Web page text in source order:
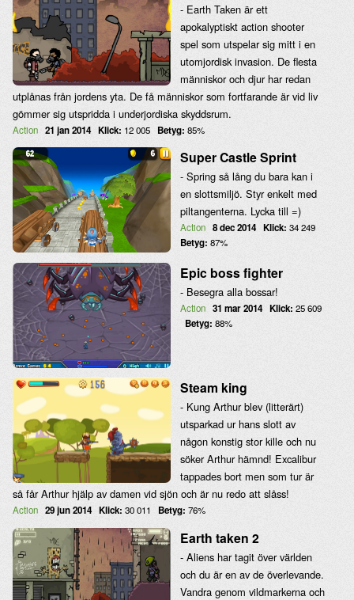
- Earth Taken är ett
apokalyptiskt action shooter
spel som utspelar sig mitt i en
utomjordisk invasion. De flesta
människor och djur har redan
utplånas från jordens yta. De få människor som fortfarande är vid liv
gömmer sig utspridda i underjordiska skyddsrum.
Action 21 jan 2014 Klick: 12 005 Betyg: 85%
Super Castle Sprint
- Spring så lång du bara kan i
en slottsmiljö. Styr enkelt med
piltangenterna. Lycka till =)
Action 8 dec 2014 Klick: 34 249
Betyg: 87%
Epic boss fighter
- Besegra alla bossar!
Action 31 mar 2014 Klick: 25 609
Betyg: 88%
Steam king
- Kung Arthur blev (litterärt)
utsparkad ur hans slott av
någon konstig stor kille och nu
söker Arthur hämnd! Excalibur
tappades bort men som tur är
så får Arthur hjälp av damen vid sjön och är nu redo att slåss!
Action 29 jun 2014 Klick: 30 011 Betyg: 76%
Earth taken 2
- Aliens har tagit över världen
och du är en av de överlevande.
Vandra genom vildmarkerna och